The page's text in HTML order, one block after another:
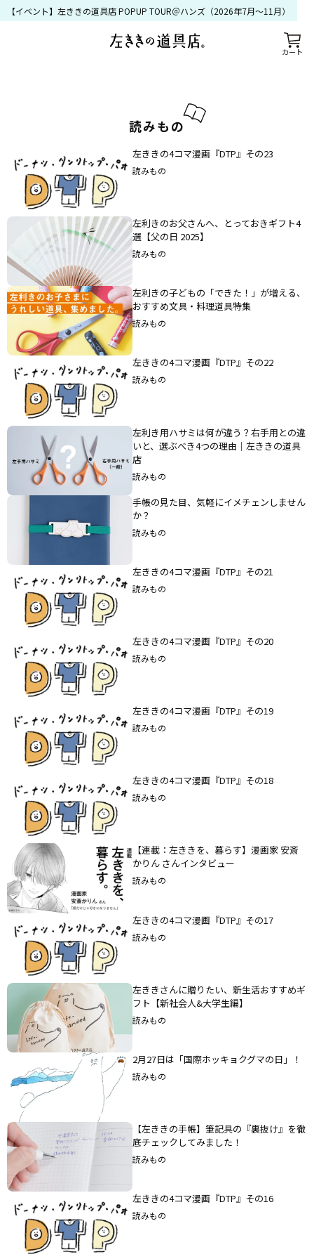
カート
【イベント】左ききの道具店 POPUP TOUR＠ハンズ（2026年7月〜11月）
読みもの
左ききの4コマ漫画『DTP』その23
読みもの
左利きのお父さんへ、とっておきギフト4
選【父の日 2025】
読みもの
左利きの子どもの「できた！」が増える、
おすすめ文具・料理道具特集
読みもの
左ききの4コマ漫画『DTP』その22
読みもの
左利き用ハサミは何が違う？右手用との違
いと、選ぶべき4つの理由｜左ききの道具
店
読みもの
手帳の見た目、気軽にイメチェンしません
か？
読みもの
左ききの4コマ漫画『DTP』その21
読みもの
左ききの4コマ漫画『DTP』その20
読みもの
左ききの4コマ漫画『DTP』その19
読みもの
左ききの4コマ漫画『DTP』その18
読みもの
【連載：左ききを、暮らす】漫画家 安斎
かりん さんインタビュー
読みもの
左ききの4コマ漫画『DTP』その17
読みもの
左ききさんに贈りたい、新生活おすすめギ
フト【新社会人&大学生編】
読みもの
2月27日は「国際ホッキョクグマの日」！
読みもの
【左ききの手帳】筆記具の『裏抜け』を徹
底チェックしてみました！
読みもの
左ききの4コマ漫画『DTP』その16
読みもの